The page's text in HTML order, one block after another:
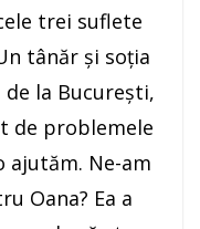
trei suflete
tânăr şi soţia
la Bucureşti,
de problemele
ajutăm. Ne-am
Oana? Ea a